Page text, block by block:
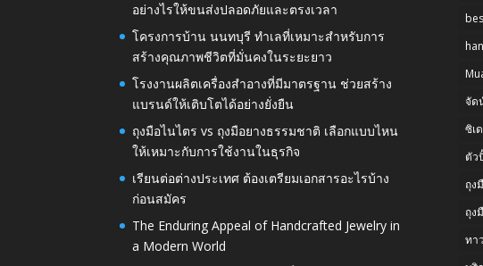
อย่างไรให้ขนส่งปลอดภัยและตรงเวลา
โครงการบ้าน นนทบุรี ทำเลที่เหมาะสำหรับการ
สร้างคุณภาพชีวิตที่มั่นคงในระยะยาว
โรงงานผลิตเครื่องสำอางที่มีมาตรฐาน ช่วยสร้าง
แบรนด์ให้เติบโตได้อย่างยั่งยืน
ถุงมือไนไตร vs ถุงมือยางธรรมชาติ เลือกแบบไหน
ให้เหมาะกับการใช้งานในธุรกิจ
เรียนต่อต่างประเทศ ต้องเตรียมเอกสารอะไรบ้าง
ก่อนสมัคร
The Enduring Appeal of Handcrafted Jewelry in
a Modern World
จัด
ซิเ
ตัว
ถุง
ถุง
ทา